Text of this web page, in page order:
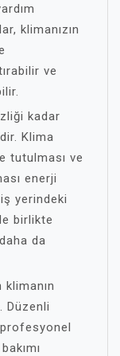
klimanızın
ve
kadar
Klima
tutulması ve
enerji
yerindeki
birlikte
da
Düzenli